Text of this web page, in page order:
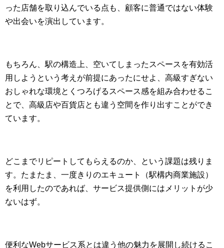
った店舗を取り込んでいる点も、顧客に普通ではない体験
や出会いを演出しています。
もちろん、駅の構造上、空いてしまったスペースを有効活
用しようという考えが前提にあったにせよ、高級すぎない
おしゃれな環境とくつろげるスペース感を組み合わせるこ
とで、高級店や百貨店とも違う空間を作り出すことができ
ています。
どこまでリピートしてもらえるのか、という課題は残りま
す。たまたま、一度きりのエキュート（駅構内商業施設）
を利用したのであれば、サービス提供側にはメリットが少
ないはず。
便利なWebサービス系とは違う他の魅力を展開し続けるこ